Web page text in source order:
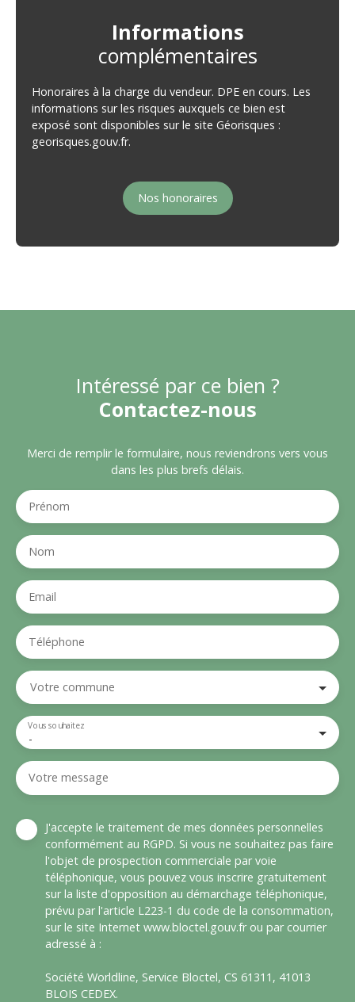
Informations
complémentaires
Honoraires à la charge du vendeur. DPE en cours. Les
informations sur les risques auxquels ce bien est
exposé sont disponibles sur le site Géorisques :
georisques.gouv.fr.
Nos honoraires
Intéressé par ce bien ?
Contactez-nous
Merci de remplir le formulaire, nous reviendrons vers vous
dans les plus brefs délais.
Prénom
Nom
Email
Téléphone
Votre commune
-
Vous souhaitez
Votre message
J'accepte le traitement de mes données personnelles
conformément au RGPD. Si vous ne souhaitez pas faire
l'objet de prospection commerciale par voie
téléphonique, vous pouvez vous inscrire gratuitement
sur la liste d'opposition au démarchage téléphonique,
prévu par l'article L223-1 du code de la consommation,
sur le site Internet www.bloctel.gouv.fr ou par courrier
adressé à :
Société Worldline, Service Bloctel, CS 61311, 41013
BLOIS CEDEX.